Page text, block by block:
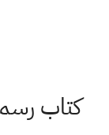
كتاب